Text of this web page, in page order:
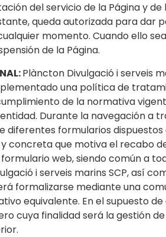
del servicio de la Página y
queda autorizada para
momento. Cuando ello
de la Página.
Plàncton Divulgació i serveis
una política de
de la normativa
Durante la navegación a
formularios
concreta que motiva el recabo
web, siendo común a
i serveis marins SCP, así
formalizarse mediante una
equivalente. En el supuesto
cuya finalidad será la gestión